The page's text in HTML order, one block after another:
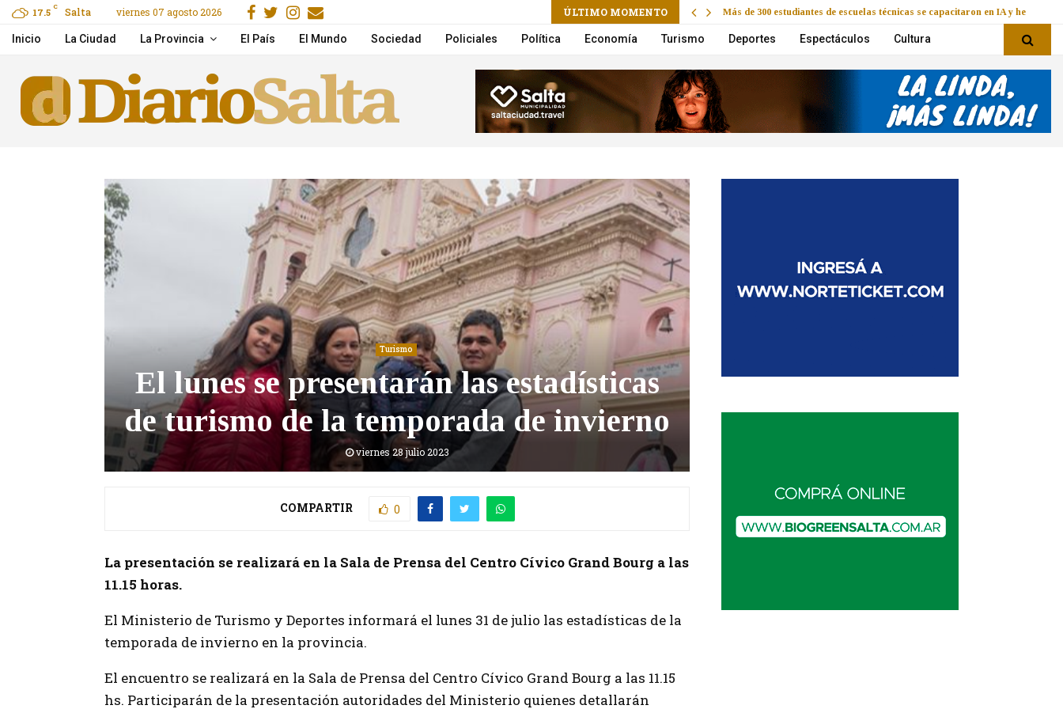
17.5 C Salta viernes 07 agosto 2026 ÚLTIMO MOMENTO
to Claim, Wager & Play Hidden Jack Casino gids: registratie, bonussen, betaalmethoden en mobiel voor Nederlandse spelers Más de 300 estudiantes de escuelas técnicas se capacitaron en IA y
Facebook
Gorjeo
Instagram
Email
Inicio La Ciudad La Provincia El País El Mundo Sociedad Policiales Política Economía Turismo Deportes Espectáculos Cultura
Turismo
El lunes se presentarán las estadísticas
de turismo de la temporada de invierno
viernes 28 julio 2023
COMPARTIR 0
La presentación se realizará en la Sala de Prensa del Centro Cívico Grand Bourg a las
11.15 horas.
El Ministerio de Turismo y Deportes informará el lunes 31 de julio las estadísticas de la
temporada de invierno en la provincia.
El encuentro se realizará en la Sala de Prensa del Centro Cívico Grand Bourg a las 11.15
hs. Participarán de la presentación autoridades del Ministerio quienes detallarán